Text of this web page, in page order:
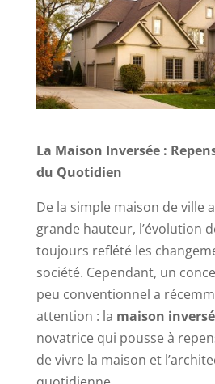
La Maison Inversée :
du Quotidien
De la simple maison de ville
grande hauteur, l’évolution
toujours reflété les
société. Cependant, un
peu conventionnel a
attention : la maison
novatrice qui pousse à
de vivre la maison et